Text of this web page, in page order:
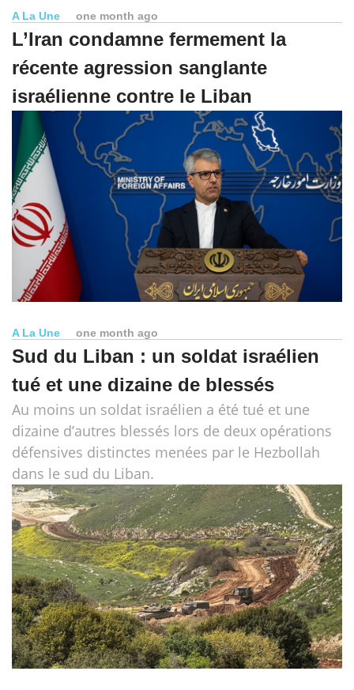
A La Une one month ago
L’Iran condamne fermement la
récente agression sanglante
israélienne contre le Liban
A La Une one month ago
Sud du Liban : un soldat israélien
tué et une dizaine de blessés
Au moins un soldat israélien a été tué et une
dizaine d’autres blessés lors de deux opérations
défensives distinctes menées par le Hezbollah
dans le sud du Liban.